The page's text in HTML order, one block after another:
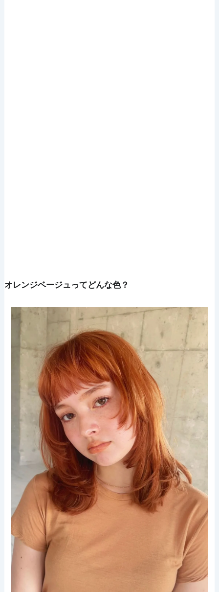
オレンジベージュってどんな色？